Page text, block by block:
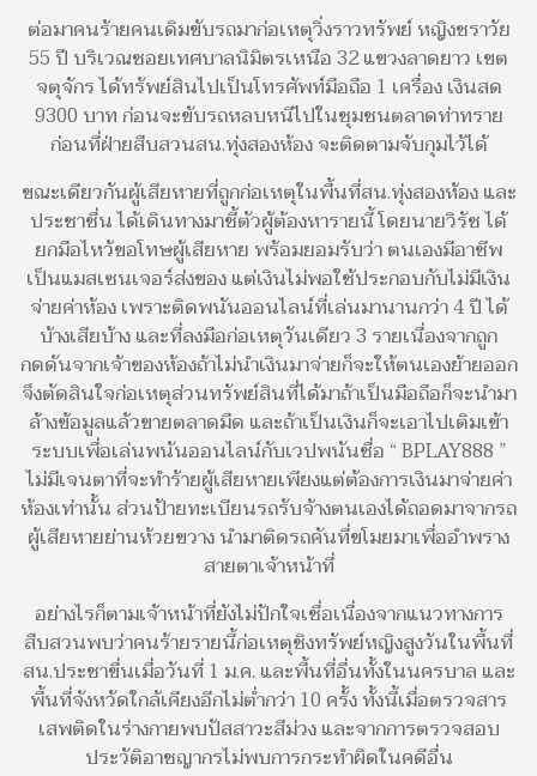
ต่อมาคนร้ายคนเดิมขับรถมาก่อเหตุวิ่งราวทรัพย์ หญิงชราวัย
55 ปี บริเวณชอยเทศบาลนิมิตรเหนือ 32 แขวงลาดยาว เขต
จตุจักร ได้ทรัพย์สินไปเป็นโทรศัพท์มือถือ 1 เครื่อง เงินสด
9300 บาท ก่อนจะขับรถหลบหนีไปในชุมชนตลาดท่าทราย
ก่อนที่ฝ่ายสืบสวนสน.ทุ่งสองห้อง จะติดตามจับกุมไว้ได้
ขณะเดียวกันผู้เสียหายที่ถูกก่อเหตุในพื้นที่สน.ทุ่งสองห้อง และ
ประชาชื่น ได้เดินทางมาชี้ตัวผู้ต้องหารายนี้ โดยนายวิรัช ได้
ยกมือไหว้ขอโทษผู้เสียหาย พร้อมยอมรับว่า ตนเองมีอาชีพ
เป็นแมสเซนเจอร์ส่งของ แต่เงินไม่พอใช้ประกอบกับไม่มีเงิน
จ่ายค่าห้อง เพราะติดพนันออนไลน์ที่เล่นมานานกว่า 4 ปี ได้
บ้างเสียบ้าง และที่ลงมือก่อเหตุวันเดียว 3 รายเนื่องจากถูก
กดดันจากเจ้าของห้องถ้าไม่นำเงินมาจ่ายก็จะให้ตนเองย้ายออก
จึงตัดสินใจก่อเหตุส่วนทรัพย์สินที่ได้มาถ้าเป็นมือถือก็จะนำมา
ล้างข้อมูลแล้วขายตลาดมืด และถ้าเป็นเงินก็จะเอาไปเติมเข้า
ระบบเพื่อเล่นพนันออนไลน์กับเวปพนันชื่อ “ BPLAY888 ”
ไม่มีเจนตาที่จะทำร้ายผู้เสียหายเพียงแต่ต้องการเงินมาจ่ายค่า
ห้องเท่านั้น ส่วนป้ายทะเบียนรถรับจ้างตนเองได้ถอดมาจากรถ
ผู้เสียหายย่านห้วยขวาง นำมาติดรถคันที่ขโมยมาเพื่ออำพราง
สายตาเจ้าหน้าที่
อย่างไรก็ตามเจ้าหน้าที่ยังไม่ปักใจเชื่อเนื่องจากแนวทางการ
สืบสวนพบว่าคนร้ายรายนี้ก่อเหตุชิงทรัพย์หญิงสูงวันในพื้นที่
สน.ประชาขื่นเมื่อวันที่ 1 ม.ค. และพื้นที่อื่นทั้งในนครบาล และ
พื้นที่จังหวัดใกล้เคียงอีกไม่ต่ำกว่า 10 ครั้ง ทั้งนี้เมื่อตรวจสาร
เสพติดในร่างกายพบปัสสาวะสีม่วง และจากการตรวจสอบ
ประวัติอาชญากรไม่พบการกระทำผิดในคดีอื่น